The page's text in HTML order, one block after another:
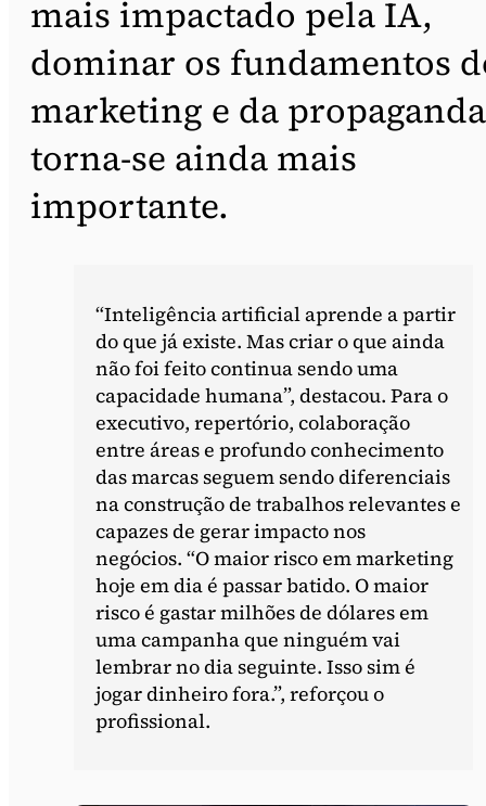
mais impactado pela IA,
dominar os fundamentos
marketing e da propaganda
torna-se ainda mais
importante.
“Inteligência artificial aprende a partir
do que já existe. Mas criar o que ainda
não foi feito continua sendo uma
capacidade humana”, destacou. Para o
executivo, repertório, colaboração
entre áreas e profundo conhecimento
das marcas seguem sendo diferenciais
na construção de trabalhos relevantes e
capazes de gerar impacto nos
negócios. “O maior risco em marketing
hoje em dia é passar batido. O maior
risco é gastar milhões de dólares em
uma campanha que ninguém vai
lembrar no dia seguinte. Isso sim é
jogar dinheiro fora.”, reforçou o
profissional.